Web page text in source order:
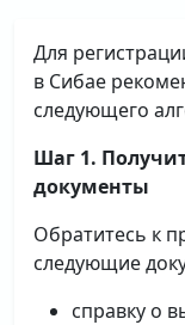
Для
в Сибае
следующего
Шаг 1.
документы
Обратитесь к
следующие
справку о